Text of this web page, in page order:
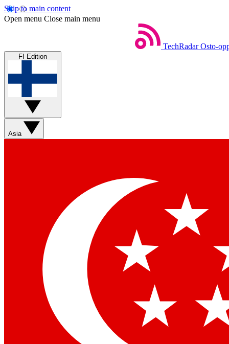
Skip to main content
Open menu Close main menu
TechRadar Osto-
FI Edition
Asia